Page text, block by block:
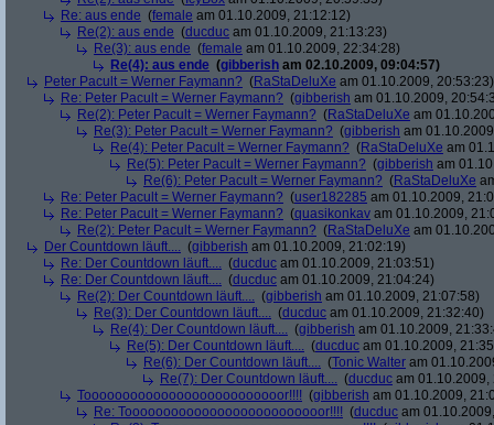
Re: aus ende (female am 01.10.2009, 21:12:12)
Re(2): aus ende (ducduc am 01.10.2009, 21:13:23)
Re(3): aus ende (female am 01.10.2009, 22:34:28)
Re(4): aus ende (gibberish am 02.10.2009, 09:04:57)
Peter Pacult = Werner Faymann? (RaStaDeluXe am 01.10.2009, 20:53:23)
Re: Peter Pacult = Werner Faymann? (gibberish am 01.10.2009,
Re(2): Peter Pacult = Werner Faymann? (RaStaDeluXe am
Re(3): Peter Pacult = Werner Faymann? (gibberish am
Re(4): Peter Pacult = Werner Faymann? (RaStaDeluXe am
Re(5): Peter Pacult = Werner Faymann? (gibberish am
Re(6): Peter Pacult = Werner Faymann? (RaStaDeluXe
Re: Peter Pacult = Werner Faymann? (user182285 am 01.10.2009,
Re: Peter Pacult = Werner Faymann? (quasikonkav am 01.10.2009,
Re(2): Peter Pacult = Werner Faymann? (RaStaDeluXe am
Der Countdown läuft.... (gibberish am 01.10.2009, 21:02:19)
Re: Der Countdown läuft.... (ducduc am 01.10.2009, 21:03:51)
Re: Der Countdown läuft.... (ducduc am 01.10.2009, 21:04:24)
Re(2): Der Countdown läuft.... (gibberish am 01.10.2009, 21:07:58)
Re(3): Der Countdown läuft.... (ducduc am 01.10.2009, 21:32:40)
Re(4): Der Countdown läuft.... (gibberish am 01.10.2009,
Re(5): Der Countdown läuft.... (ducduc am 01.10.2009,
Re(6): Der Countdown läuft.... (Tonic Walter am
Re(7): Der Countdown läuft.... (ducduc am 01.10.2009,
Toooooooooooooooooooooooooor!!!! (gibberish am 01.10.2009,
Re: Toooooooooooooooooooooooooor!!!! (ducduc am